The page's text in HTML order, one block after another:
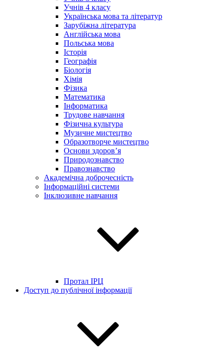
Учнів 4 класу
Українська мова та літератур
Зарубіжна література
Англійська мова
Польська мова
Історія
Географія
Біологія
Хімія
Фізика
Математика
Інформатика
Трудове навчання
Фізична культура
Музичне мистецтво
Образотворче мистецтво
Основи здоров’я
Природознавство
Правознавство
Академічна доброчесність
Інформаційні системи
Інклюзивне навчання
Протал ІРЦ
Доступ до публічної інформації